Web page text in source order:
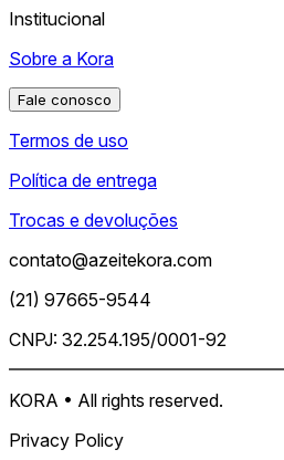
Institucional
Sobre a Kora
Fale conosco
Termos de uso
Política de entrega
Trocas e devoluções
contato@azeitekora.com
(21) 97665-9544
CNPJ: 32.254.195/0001-92
KORA • All rights reserved.
Privacy Policy